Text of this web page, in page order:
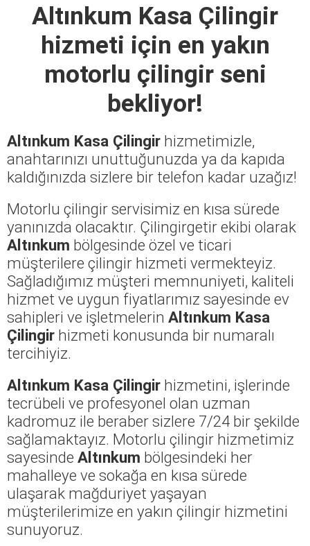
Altınkum Kasa Çilingir
hizmeti için en yakın
motorlu çilingir seni
bekliyor!
Altınkum Kasa Çilingir hizmetimizle,
anahtarınızı unuttuğunuzda ya da kapıda
kaldığınızda sizlere bir telefon kadar uzağız!
Motorlu çilingir servisimiz en kısa sürede
yanınızda olacaktır. Çilingirgetir ekibi olarak
Altınkum bölgesinde özel ve ticari
müşterilere çilingir hizmeti vermekteyiz.
Sağladığımız müşteri memnuniyeti, kaliteli
hizmet ve uygun fiyatlarımız sayesinde ev
sahipleri ve işletmelerin Altınkum Kasa
Çilingir hizmeti konusunda bir numaralı
tercihiyiz.
Altınkum Kasa Çilingir hizmetini, işlerinde
tecrübeli ve profesyonel olan uzman
kadromuz ile beraber sizlere 7/24 bir şekilde
sağlamaktayız. Motorlu çilingir hizmetimiz
sayesinde Altınkum bölgesindeki her
mahalleye ve sokağa en kısa sürede
ulaşarak mağduriyet yaşayan
müşterilerimize en yakın çilingir hizmetini
sunuyoruz.